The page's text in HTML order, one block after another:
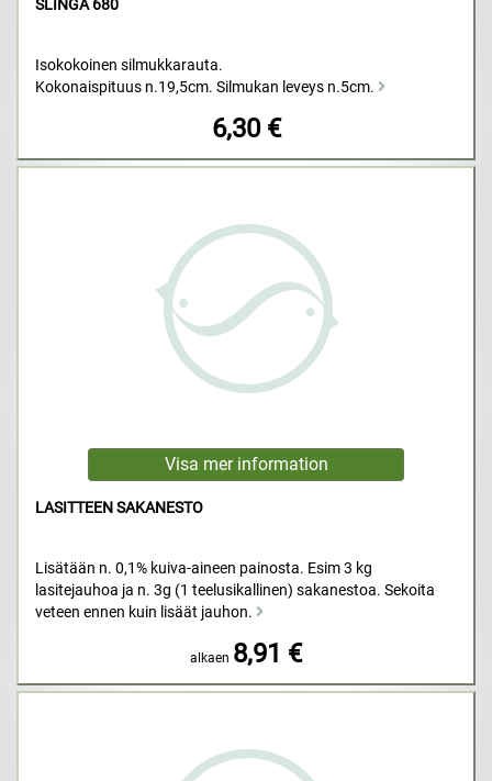
SLINGA 680
Isokokoinen silmukkarauta.
Kokonaispituus n.19,5cm. Silmukan leveys n.5cm.
6,30 €
LASITTEEN SAKANESTO
Lisätään n. 0,1% kuiva-aineen painosta. Esim 3 kg
lasitejauhoa ja n. 3g (1 teelusikallinen) sakanestoa. Sekoita
veteen ennen kuin lisäät jauhon.
alkaen 8,91 €